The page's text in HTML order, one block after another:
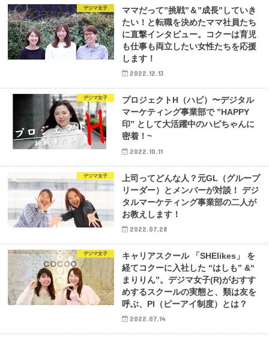
デジマ女子
ママだって”挑戦”＆”成⾧”していき
たい！と転職を決めたママ社員たち
に直撃インタビュー。コクーは育児
も仕事も両立したい女性たちを応援
します！
2022.12.13
デジマ女子
プロジェクトH（ハピ）〜デジタル
マーケティング事業部で ”HAPPY
印” として大活躍中のハピちゃんに
密着！~
2022.10.11
デジマ女子
上司ってどんな人？元GL（グループ
リーダー）とメンバーが対談！ デジ
タルマーケティング事業部の二人が
お教えします！
2022.07.28
デジマ女子
キャリアスクール 「SHElikes」 を
経てコクーに入社した “はしも” &“
まりりん”。デジマ女子(R)がおすす
めするスクールの実態と、類は友を
呼ぶ、PI（ピーアイ制度）とは？
2022.07.14